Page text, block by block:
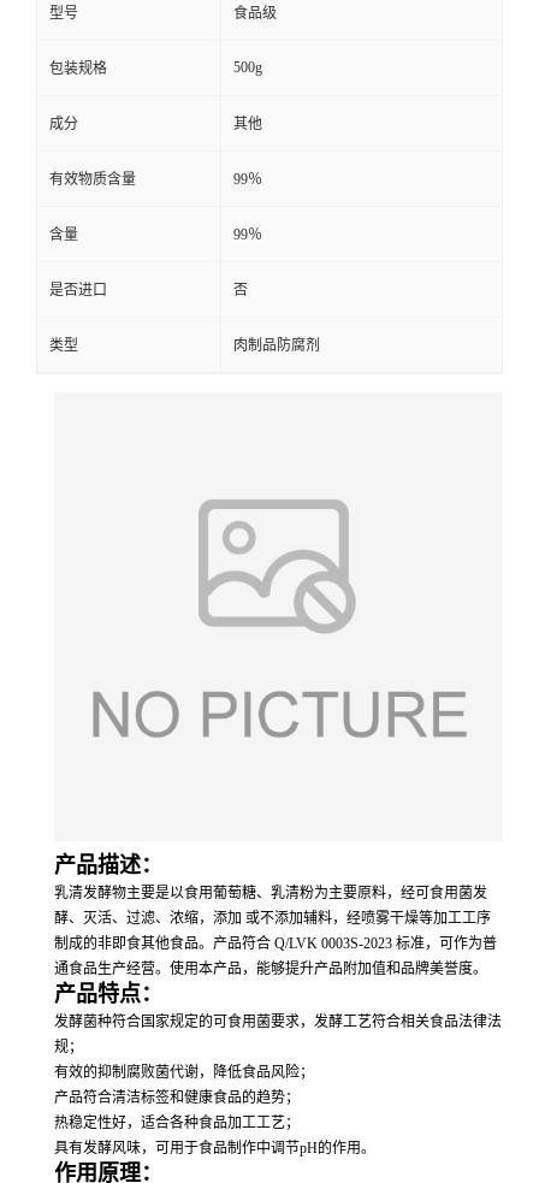
型号 食品级
包装规格 500g
成分 其他
有效物质含量 99％
含量 99％
是否进口 否
类型 肉制品防腐剂
产品描述：
乳清发酵物主要是以食用葡萄糖、乳清粉为主要原料，经可食用菌发
酵、灭活、过滤、浓缩，添加 或不添加辅料，经喷雾干燥等加工工序
制成的非即食其他食品。产品符合 Q/LVK 0003S-2023 标准，可作为普
通食品生产经营。使用本产品，能够提升产品附加值和品牌美誉度。
产品特点：
发酵菌种符合国家规定的可食用菌要求，发酵工艺符合相关食品法律法
规；
有效的抑制腐败菌代谢，降低食品风险；
产品符合清洁标签和健康食品的趋势；
热稳定性好，适合各种食品加工工艺；
具有发酵风味，可用于食品制作中调节pH的作用。
作用原理：